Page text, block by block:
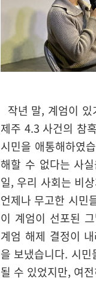
작년 말, 계엄이
제주 4.3 사건의 참
시민을 애통해하였
해할 수 없다는 사
일, 우리 사회는 비
언제나 무고한 시민
이 계엄이 선포된
계엄 해제 결정이
을 보냈습니다. 시
될 수 있었지만, 여